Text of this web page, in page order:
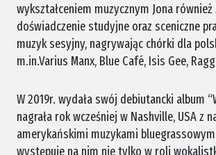
wykształceniem muzycznym Jona również
doświadczenie studyjne oraz sceniczne
muzyk sesyjny, nagrywając chórki dla
m.in.Varius Manx, Blue Café, Isis Gee,
W 2019r. wydała swój debiutancki album
nagrała rok wcześniej w Nashville, USA z
amerykańskimi muzykami
występuje na nim nie tylko w roli